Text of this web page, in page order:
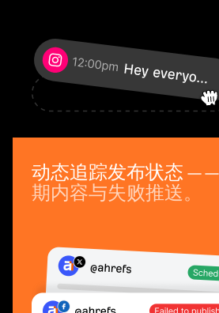
动态追踪发布状态 ——
期内容与失败推送。